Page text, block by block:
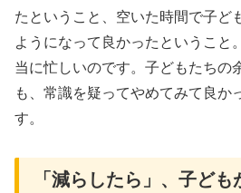
たということ、空いた時間で子ど
ようになって良かったということ
当に忙しいのです。子どもたちの
も、常識を疑ってやめてみて良か
す。
「減らしたら」、子ども